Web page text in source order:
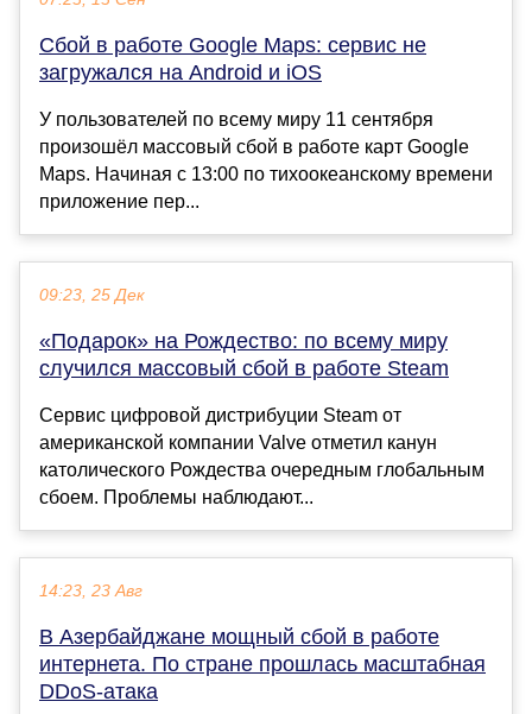
Сбой в работе Google Maps: сервис не
загружался на Android и iOS
У пользователей по всему миру 11 сентября
произошёл массовый сбой в работе карт Google
Maps. Начиная с 13:00 по тихоокеанскому времени
приложение пер...
09:23, 25 Дек
«Подарок» на Рождество: по всему миру
случился массовый сбой в работе Steam
Сервис цифровой дистрибуции Steam от
американской компании Valve отметил канун
католического Рождества очередным глобальным
сбоем. Проблемы наблюдают...
14:23, 23 Авг
В Азербайджане мощный сбой в работе
интернета. По стране прошлась масштабная
DDoS-атака